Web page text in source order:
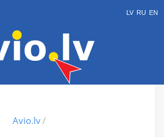
LV RU EN
Avio.lv